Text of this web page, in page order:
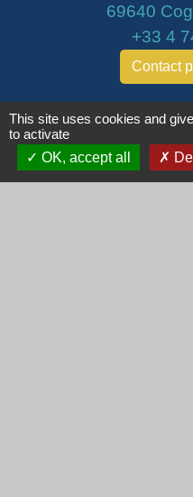
69640
+33 4
Contact
Lundi :
Mardi :
This site uses cookies and
to activate
OK, accept all